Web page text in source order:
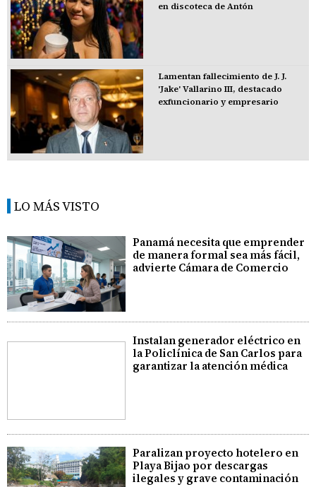
en discoteca de Antón
Lamentan fallecimiento de J. J.
'Jake' Vallarino III, destacado
exfuncionario y empresario
LO MÁS VISTO
Panamá necesita que emprender
de manera formal sea más fácil,
advierte Cámara de Comercio
Instalan generador eléctrico en
la Policlínica de San Carlos para
garantizar la atención médica
Paralizan proyecto hotelero en
Playa Bijao por descargas
ilegales y grave contaminación